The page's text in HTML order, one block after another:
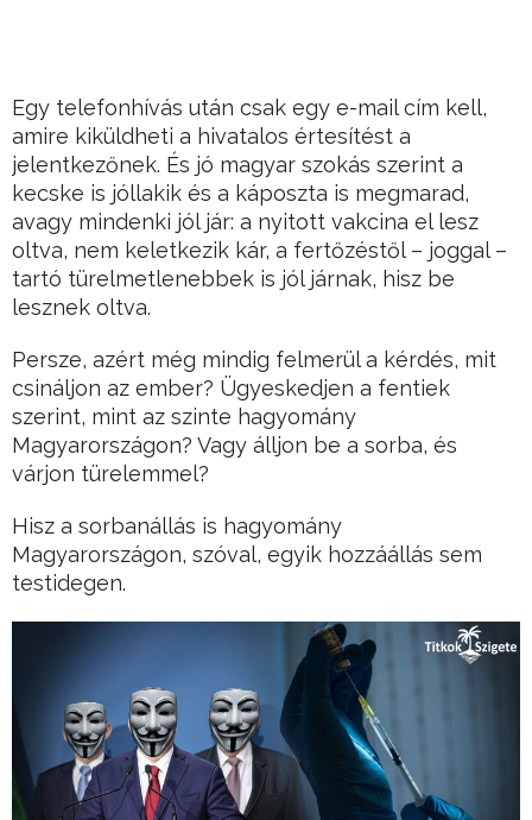
Egy telefonhívás után csak egy e-mail cím kell,
amire kiküldheti a hivatalos értesítést a
jelentkezőnek. És jó magyar szokás szerint a
kecske is jóllakik és a káposzta is megmarad,
avagy mindenki jól jár: a nyitott vakcina el lesz
oltva, nem keletkezik kár, a fertőzéstől – joggal –
tartó türelmetlenebbek is jól járnak, hisz be
lesznek oltva.
Persze, azért még mindig felmerül a kérdés, mit
csináljon az ember? Ügyeskedjen a fentiek
szerint, mint az szinte hagyomány
Magyarországon? Vagy álljon be a sorba, és
várjon türelemmel?
Hisz a sorbanállás is hagyomány
Magyarországon, szóval, egyik hozzáállás sem
testidegen.